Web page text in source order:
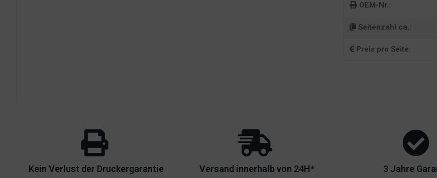
OEM-Nr.:
Seitenzahl ca.:
Preis pro Seite:
Kein Verlust der Druckergarantie Versand innerhalb von 24H* 3 Jahre